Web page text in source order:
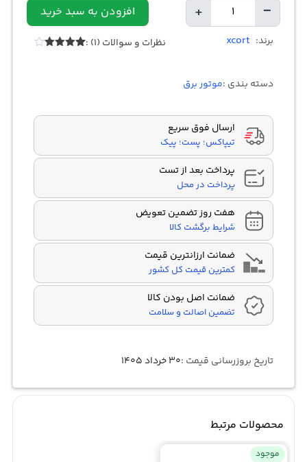
−
تعداد + افزودن به سبد خرید
برند: xcort نظرات و سوالات (1) :
دسته بندی :موتور برق
ارسال فوق سریع
تیپاکس؛ پست؛ پیک
پرداخت بعد از تست
پرداخت در محل
هفت روز تضمین تعویض
شرایط برگشت کالا
ضمانت ارزانترین قیمت
کمترین قیمت کل کشور
ضمانت اصل بودن کالا
تضمین اصالت و سلامت
تاریخ بروزرسانی قیمت :۳۰ خرداد ۱۴۰۵
محصولات مرتبط
موجود